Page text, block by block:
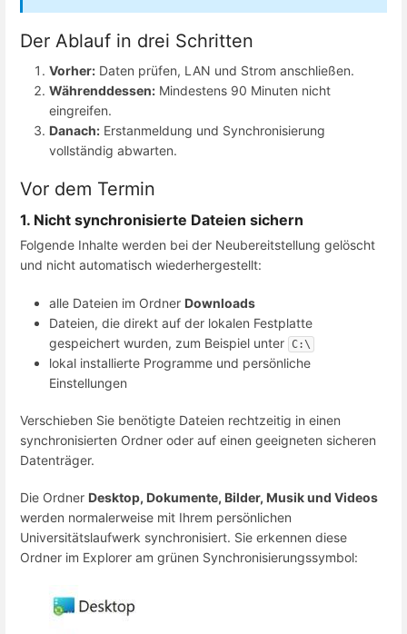
Der Ablauf in drei Schritten
Vorher: Daten prüfen, LAN und Strom anschließen.
Währenddessen: Mindestens 90 Minuten nicht
eingreifen.
Danach: Erstanmeldung und Synchronisierung
vollständig abwarten.
Vor dem Termin
1. Nicht synchronisierte Dateien sichern
Folgende Inhalte werden bei der Neubereitstellung gelöscht
und nicht automatisch wiederhergestellt:
alle Dateien im Ordner Downloads
Dateien, die direkt auf der lokalen Festplatte
gespeichert wurden, zum Beispiel unter C:\
lokal installierte Programme und persönliche
Einstellungen
Verschieben Sie benötigte Dateien rechtzeitig in einen
synchronisierten Ordner oder auf einen geeigneten sicheren
Datenträger.
Die Ordner Desktop, Dokumente, Bilder, Musik und Videos
werden normalerweise mit Ihrem persönlichen
Universitätslaufwerk synchronisiert. Sie erkennen diese
Ordner im Explorer am grünen Synchronisierungssymbol: